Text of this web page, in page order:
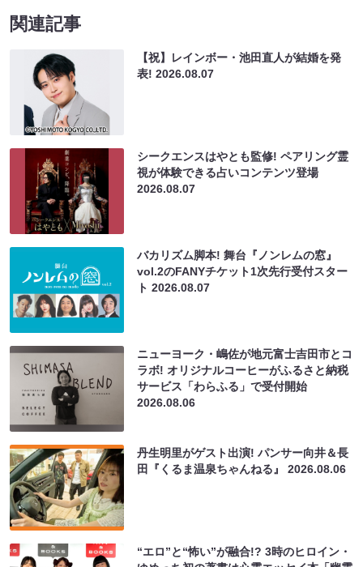
関連記事
【祝】レインボー・池田直人が結婚を発
表!2026.08.07
シークエンスはやとも監修! ペアリング霊
視が体験できる占いコンテンツ登場
2026.08.07
バカリズム脚本! 舞台『ノンレムの窓』
vol.2のFANYチケット1次先行受付スター
ト2026.08.07
ニューヨーク・嶋佐が地元富士吉田市とコ
ラボ! オリジナルコーヒーがふるさと納税
サービス「わらふる」で受付開始
2026.08.06
丹生明里がゲスト出演! パンサー向井＆長
田『くるま温泉ちゃんねる』2026.08.06
“エロ”と“怖い”が融合!? 3時のヒロイン・